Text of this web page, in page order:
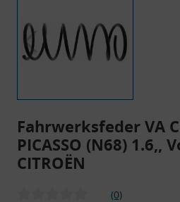
Fahrwerksfeder VA
PICASSO (N68) 1.6,,
CITROËN
(0)